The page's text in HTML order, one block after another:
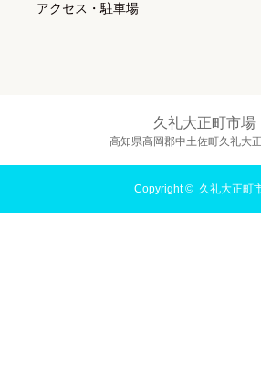
アクセス・駐車場
久礼大正町市場
高知県高岡郡中土佐町久礼大
Copyright © 久礼大正町